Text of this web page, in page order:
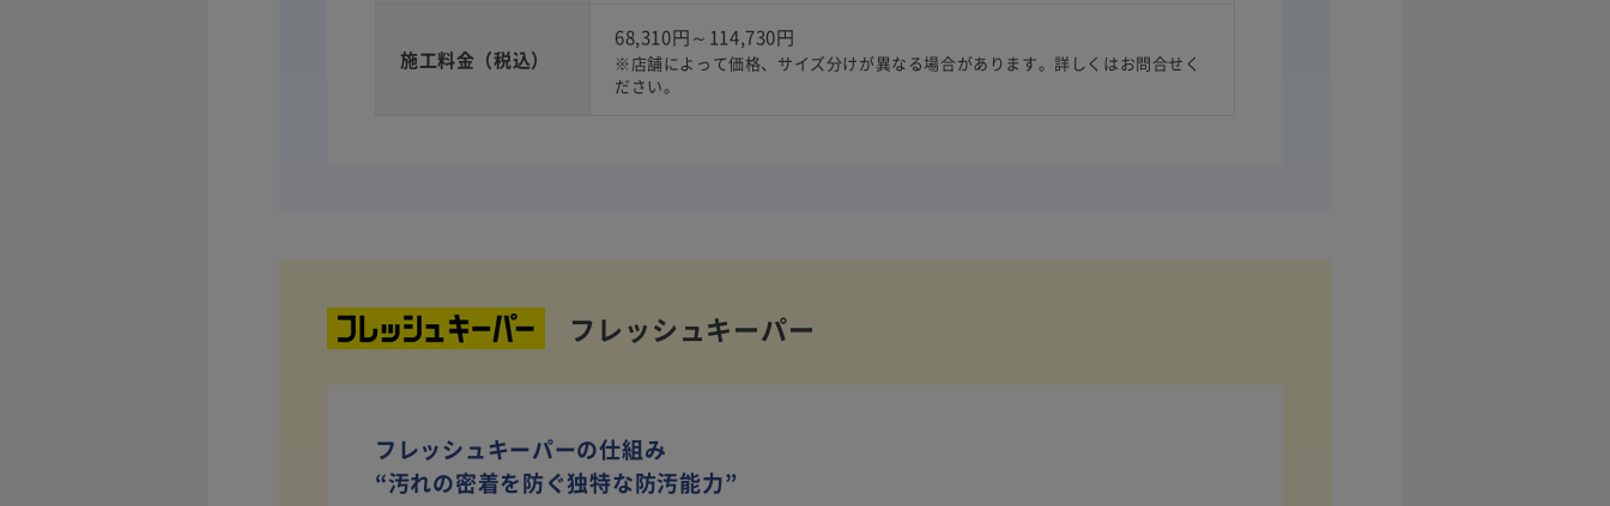
施工料金（税込）
68,310円～114,730円
※店舗によって価格、サイズ分けが異なる場合があります。詳しくはお問合せく
ださい。
フレッシュキーパー
フレッシュキーパーの仕組み
“汚れの密着を防ぐ独特な防汚能力”